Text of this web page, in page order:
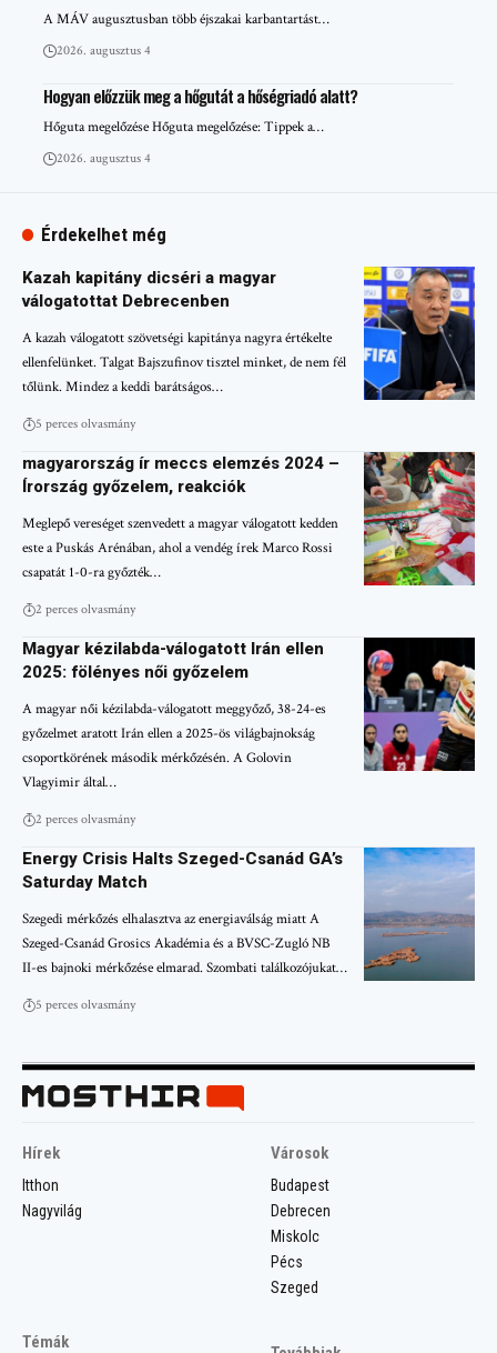
A MÁV augusztusban több éjszakai karbantartást…
2026. augusztus 4
Hogyan előzzük meg a hőgutát a hőségriadó alatt?
Hőguta megelőzése Hőguta megelőzése: Tippek a…
2026. augusztus 4
Érdekelhet még
Kazah kapitány dicséri a magyar
válogatottat Debrecenben
A kazah válogatott szövetségi kapitánya nagyra értékelte
ellenfelünket. Talgat Bajszufinov tisztel minket, de nem fél
tőlünk. Mindez a keddi barátságos…
5 perces olvasmány
magyarország ír meccs elemzés 2024 –
Írország győzelem, reakciók
Meglepő vereséget szenvedett a magyar válogatott kedden
este a Puskás Arénában, ahol a vendég írek Marco Rossi
csapatát 1-0-ra győzték…
2 perces olvasmány
Magyar kézilabda-válogatott Irán ellen
2025: fölényes női győzelem
A magyar női kézilabda-válogatott meggyőző, 38-24-es
győzelmet aratott Irán ellen a 2025-ös világbajnokság
csoportkörének második mérkőzésén. A Golovin
Vlagyimir által…
2 perces olvasmány
Energy Crisis Halts Szeged-Csanád GA’s
Saturday Match
Szegedi mérkőzés elhalasztva az energiaválság miatt A
Szeged-Csanád Grosics Akadémia és a BVSC-Zugló NB
II-es bajnoki mérkőzése elmarad. Szombati találkozójukat…
5 perces olvasmány
Hírek
Itthon
Nagyvilág
Városok
Budapest
Debrecen
Miskolc
Pécs
Szeged
Témák